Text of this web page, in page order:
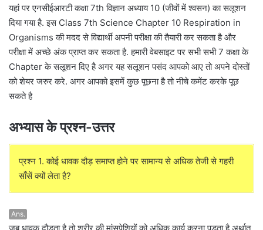
यहां पर एनसीईआरटी कक्षा 7th विज्ञान अध्याय 10 (जीवों में श्वसन) का सलूशन
दिया गया है. इस Class 7th Science Chapter 10 Respiration in
Organisms की मदद से विद्यार्थी अपनी परीक्षा की तैयारी कर सकता है और
परीक्षा में अच्छे अंक प्राप्त कर सकता है. हमारी वेबसाइट पर सभी सभी 7 कक्षा के
Chapter के सलूशन दिए है अगर यह सलूशन पसंद आपको आए तो अपने दोस्तों
को शेयर जरुर करे. अगर आपको इसमें कुछ पूछना है तो नीचे कमेंट करके पूछ
सकते है
अभ्यास के प्रश्न-उत्तर
प्रश्न 1. कोई धावक दौड़ समाप्त होने पर सामान्य से अधिक तेजी से गहरी
साँसें क्यों लेता है?
Ans.